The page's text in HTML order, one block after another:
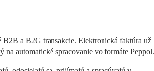
B2B a B2G transakcie. Elektronická faktúra už
automatické spracovanie vo formáte Peppol.